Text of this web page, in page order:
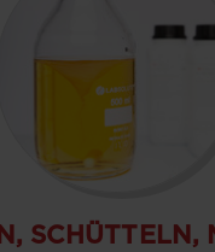
SCHÜTTELN,